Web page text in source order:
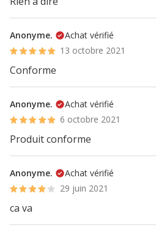
Anonyme.
Achat vérifié
13 octobre 2021
Conforme
Anonyme.
Achat vérifié
6 octobre 2021
Produit conforme
Anonyme.
Achat vérifié
29 juin 2021
ca va